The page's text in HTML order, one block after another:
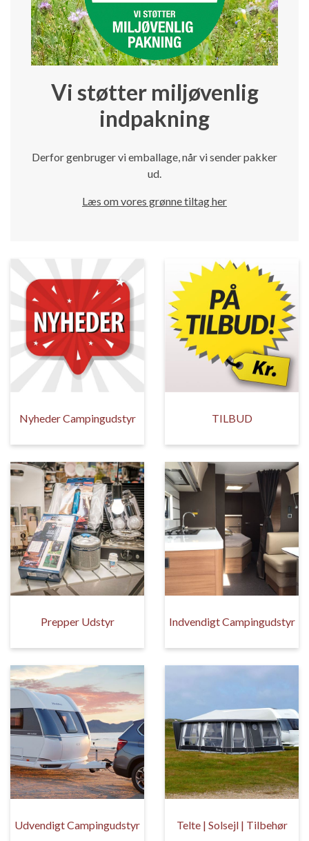
Vi støtter miljøvenlig
indpakning
Derfor genbruger vi emballage, når vi sender pakker
ud.
Læs om vores grønne tiltag her
Nyheder Campingudstyr TILBUD
Prepper Udstyr Indvendigt Campingudstyr
Udvendigt Campingudstyr Telte | Solsejl | Tilbehør